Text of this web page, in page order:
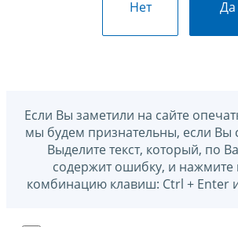
Нет Да
Если Вы заметили на сайте
мы будем признательны, если Вы
Выделите текст, который, по
содержит ошибку, и нажмите
комбинацию клавиш: Ctrl + Enter